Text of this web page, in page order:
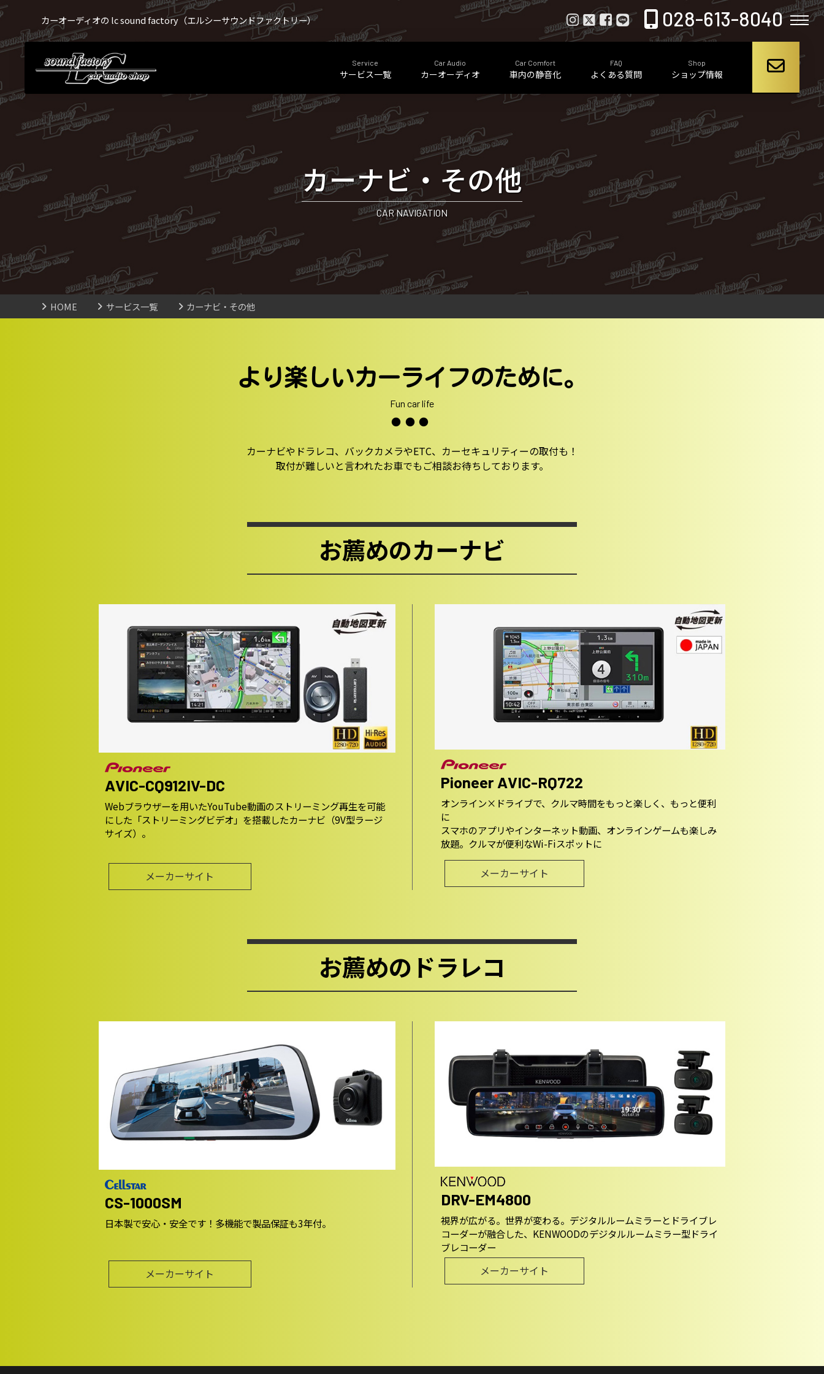
Service
サービス一覧
Car Audio
カーオーディオ
Car Comfort
車内の静音化
FAQ
よくある質問
Shop
ショップ情報
カーナビ・その他
CAR NAVIGATION
カーオーディオの lc sound factory（エルシーサウンドファクトリー） 028-613-8040
HOME サービス一覧 カーナビ・その他
より楽しいカーライフのために。
Fun car life
●●●
カーナビやドラレコ、バックカメラやETC、カーセキュリティーの取付も！
取付が難しいと言われたお車でもご相談お待ちしております。
お薦めのカーナビ
AVIC-CQ912IV-DC
Webブラウザーを用いたYouTube動画のストリーミング再生を可能
にした「ストリーミングビデオ」を搭載したカーナビ（9V型ラージ
サイズ）。
メーカーサイト
Pioneer AVIC-RQ722
オンライン×ドライブで、クルマ時間をもっと楽しく、もっと便利
に
スマホのアプリやインターネット動画、オンラインゲームも楽しみ
放題。クルマが便利なWi-Fiスポットに
メーカーサイト
お薦めのドラレコ
CS-1000SM
日本製で安心・安全です！多機能で製品保証も3年付。
メーカーサイト
DRV-EM4800
視界が広がる。世界が変わる。デジタルルームミラーとドライブレ
コーダーが融合した、KENWOODのデジタルルームミラー型ドライ
ブレコーダー
メーカーサイト